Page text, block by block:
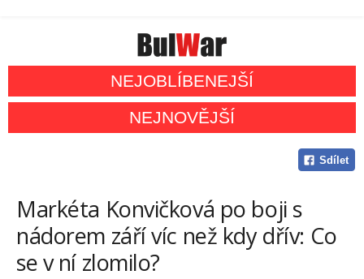
NEJOBLÍBENEJŠÍ
NEJNOVĚJŠÍ
Sdílet
Markéta Konvičková po boji s
nádorem září víc než kdy dřív: Co
se v ní zlomilo?